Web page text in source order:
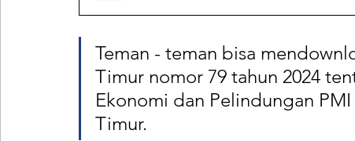
Teman - teman bisa
Timur nomor 79 tahun 2024
Ekonomi dan Pelindungan
Timur.